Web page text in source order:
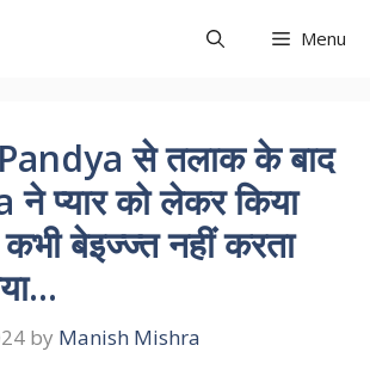
Menu
से तलाक के बाद
प्यार को लेकर किया
कभी बेइज्ज्त नहीं करता
by Manish Mishra